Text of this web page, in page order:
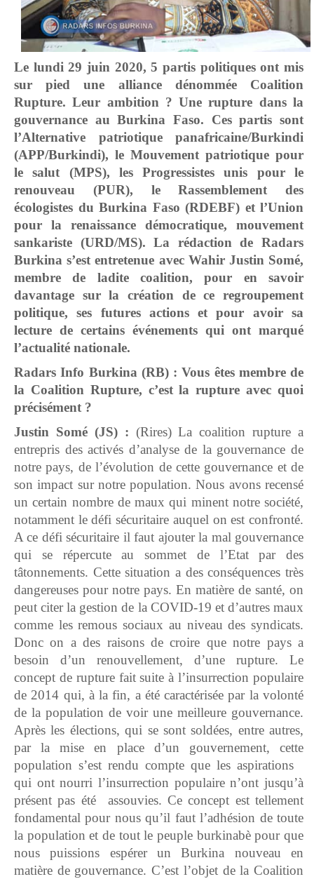
Le lundi 29 juin 2020, 5 partis politiques ont mis
sur pied une alliance dénommée Coalition
Rupture. Leur ambition ? Une rupture dans la
gouvernance au Burkina Faso. Ces partis sont
l’Alternative patriotique panafricaine/Burkindi
(APP/Burkindi), le Mouvement patriotique pour
le salut (MPS), les Progressistes unis pour le
renouveau (PUR), le Rassemblement des
écologistes du Burkina Faso (RDEBF) et l’Union
pour la renaissance démocratique, mouvement
sankariste (URD/MS). La rédaction de Radars
Burkina s’est entretenue avec Wahir Justin Somé,
membre de ladite coalition, pour en savoir
davantage sur la création de ce regroupement
politique, ses futures actions et pour avoir sa
lecture de certains événements qui ont marqué
l’actualité nationale.
Radars Info Burkina (RB) : Vous êtes membre de
la Coalition Rupture, c’est la rupture avec quoi
précisément ?
Justin Somé (JS) : (Rires) La coalition rupture a
entrepris des activés d’analyse de la gouvernance de
notre pays, de l’évolution de cette gouvernance et de
son impact sur notre population. Nous avons recensé
un certain nombre de maux qui minent notre société,
notamment le défi sécuritaire auquel on est confronté.
A ce défi sécuritaire il faut ajouter la mal gouvernance
qui se répercute au sommet de l’Etat par des
tâtonnements. Cette situation a des conséquences très
dangereuses pour notre pays. En matière de santé, on
peut citer la gestion de la COVID-19 et d’autres maux
comme les remous sociaux au niveau des syndicats.
Donc on a des raisons de croire que notre pays a
besoin d’un renouvellement, d’une rupture. Le
concept de rupture fait suite à l’insurrection populaire
de 2014 qui, à la fin, a été caractérisée par la volonté
de la population de voir une meilleure gouvernance.
Après les élections, qui se sont soldées, entre autres,
par la mise en place d’un gouvernement, cette
population s’est rendu compte que les aspirations
qui ont nourri l’insurrection populaire n’ont jusqu’à
présent pas été assouvies. Ce concept est tellement
fondamental pour nous qu’il faut l’adhésion de toute
la population et de tout le peuple burkinabè pour que
nous puissions espérer un Burkina nouveau en
matière de gouvernance. C’est l’objet de la Coalition